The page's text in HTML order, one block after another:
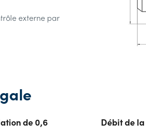
externe par
de 0,6
Débit de